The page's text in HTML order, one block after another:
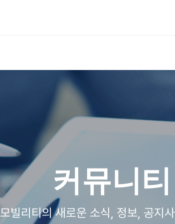
커뮤니티
빌리티의 새로운 소식, 정보, 공지